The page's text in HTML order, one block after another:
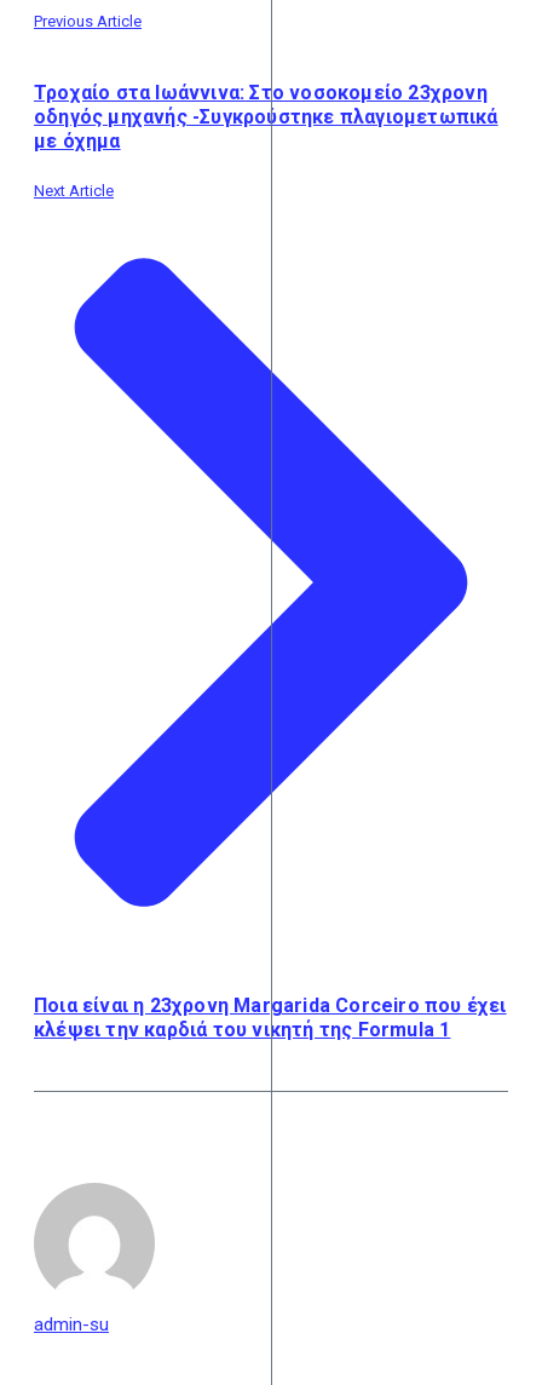
Previous Article
Τροχαίο στα Ιωάννινα: Στο νοσοκομείο 23χρονη
οδηγός μηχανής -Συγκρούστηκε πλαγιομετωπικά
με όχημα
Next Article
Ποια είναι η 23χρονη Margarida Corceiro που έχει
κλέψει την καρδιά του νικητή της Formula 1
admin-su